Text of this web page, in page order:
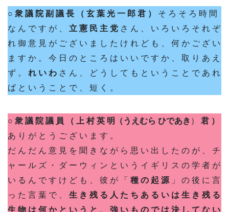
○ 衆 議 院 副 議 長 （ 玄 葉 光 一 郎 君 ） そ ろ そ ろ 時 間
な ん で す が 、
立 憲 民 主 党 さ ん 、 い ろ い ろ そ れ ぞ
れ 御 意 見 が ご ざ い ま し た け れ ど も 、 何 か ご ざ い
ま す か 。 今 日 の と こ ろ は い い で す か 、 取 り あ え
ず 。 れ い わ さ ん 、 ど う し て も と い う こ と で あ れ
ば と い う こ と で 、 短 く 。
○ 衆 議 院 議 員 （ 上 村 英 明（うえむら ひであき ）
君 ）
あ り が と う ご ざ い ま す 。
だ ん だ ん 意 見 を 聞 き な が ら 思 い 出 し た の が 、 チ
ャ ー ル ズ ・ ダ ー ウ ィ ン と い う イ ギ リ ス の 学 者 が
い る ん で す け ど も 、 彼 が 「 種 の 起 源 」 の 後 に 言
っ た 言 葉 で 、 生 き 残 る 人 た ち あ る い は 生 き 残 る
生 物 は 何 か と い う と 、 強 い も の で は 決 し て な い